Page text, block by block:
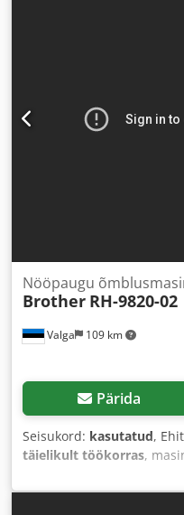
Valga 109 km
Nööpaugu
Brother RH-9820-02
Pärida
Seisukord: kasutatud,
täielikult töökorras,
sisendtüüpi vool: